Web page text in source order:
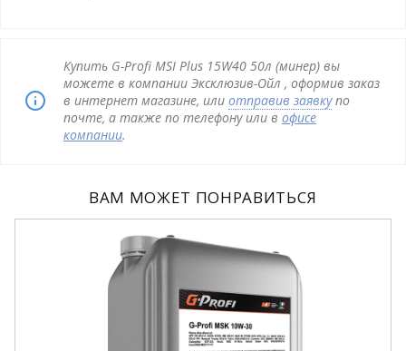
Купить G-Profi MSI Plus 15W40 50л (минер) вы
можете в компании Эксклюзив-Ойл , оформив заказ
в интернет магазине, или отправив заявкупо
почте, а также по телефону или в офисе
компании.
ВАМ МОЖЕТ ПОНРАВИТЬСЯ